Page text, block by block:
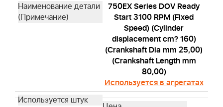
750EX Series DOV Ready
Start 3100 RPM (Fixed
Speed) (Cylinder
displacement cm? 160)
(Crankshaft Dia mm 25,00)
(Crankshaft Length mm
80,00)
Используется в агрегатах